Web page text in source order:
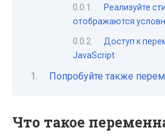
Реализуйте
отображаются
Доступ к
JavaScript
Попробуйте также
Что такое